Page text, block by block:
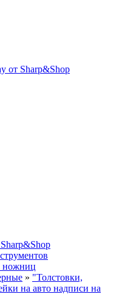
от Sharp&Shop
ножниц
» "Толстовки,
на авто надписи на